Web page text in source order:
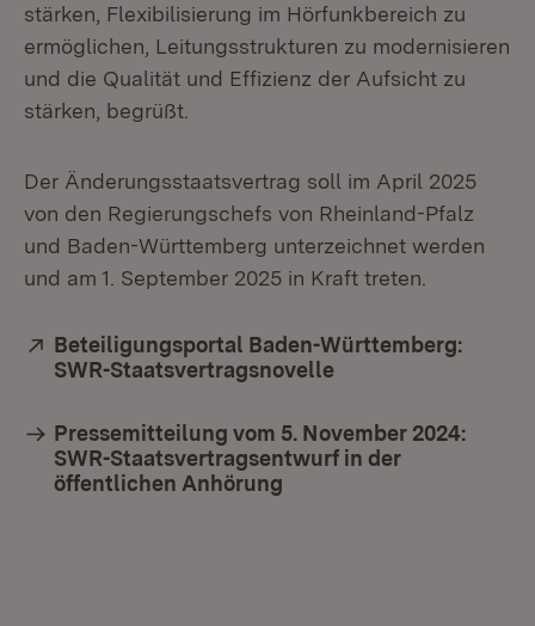
stärken, Flexibilisierung im Hörfunkbereich zu
ermöglichen, Leitungsstrukturen zu modernisieren
und die Qualität und Effizienz der Aufsicht zu
stärken, begrüßt.
Der Änderungsstaatsvertrag soll im April 2025
von den Regierungschefs von Rheinland-Pfalz
und Baden-Württemberg unterzeichnet werden
und am 1. September 2025 in Kraft treten.
Extern:
Beteiligungsportal Baden-Württemberg:
SWR-Staatsvertragsnovelle
Pressemitteilung vom 5. November 2024:
SWR-Staatsvertragsentwurf in der
öffentlichen Anhörung